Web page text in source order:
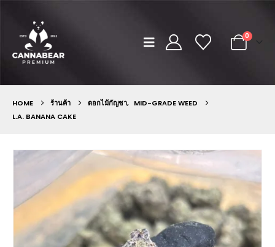
0
HOME ร้านค้า ดอกไม้กัญชา, MID-GRADE WEED
L.A. BANANA CAKE